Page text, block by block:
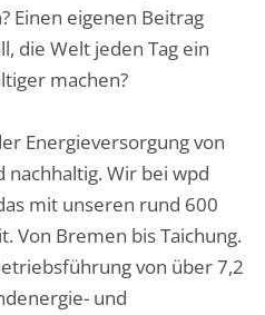
Einen eigenen Beitrag
die Welt jeden Tag ein
machen?
Energieversorgung von
Wir bei wpd
mit unseren rund 600
Von Bremen bis Taichung.
von über 7,2
und